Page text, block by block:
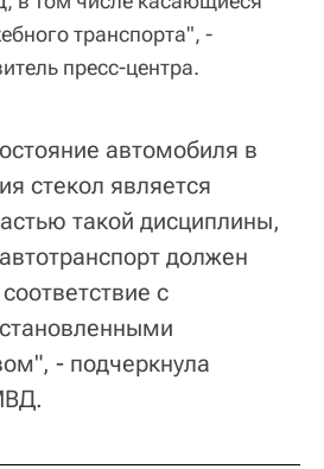
транспорта", -
пресс-центра.
автомобиля в
стекол является
такой дисциплины,
должен
с
- подчеркнула